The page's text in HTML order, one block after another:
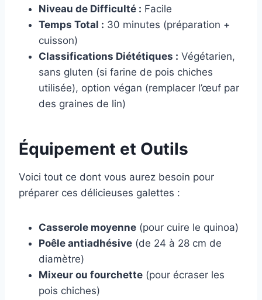
Niveau de Difficulté : Facile
Temps Total : 30 minutes (préparation +
cuisson)
Classifications Diététiques : Végétarien,
sans gluten (si farine de pois chiches
utilisée), option végan (remplacer l’œuf par
des graines de lin)
Équipement et Outils
Voici tout ce dont vous aurez besoin pour
préparer ces délicieuses galettes :
Casserole moyenne (pour cuire le quinoa)
Poêle antiadhésive (de 24 à 28 cm de
diamètre)
Mixeur ou fourchette (pour écraser les
pois chiches)